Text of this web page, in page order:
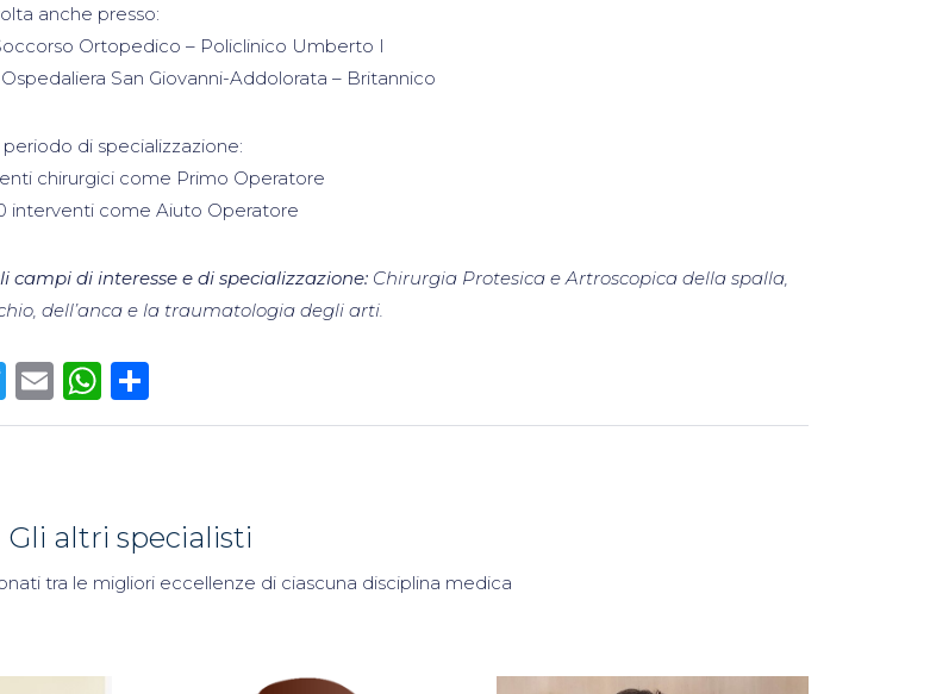
anche presso:
Ortopedico – Policlinico Umberto I
Ospedaliera San Giovanni-Addolorata – Britannico
periodo di specializzazione:
chirurgici come Primo Operatore
interventi come Aiuto Operatore
campi di interesse e di specializzazione: Chirurgia Protesica e Artroscopica della spalla,
dell’anca e la traumatologia degli arti.
Twitter
EmailWhatsApp
Condividi
Gli altri specialisti
tra le migliori eccellenze di ciascuna disciplina medica